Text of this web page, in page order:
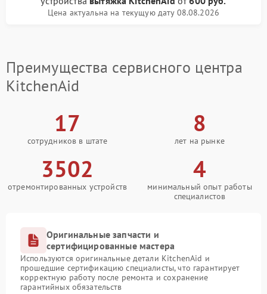
Цена актуальна на текущую дату 08.08.2026
Преимущества сервисного центра
KitchenAid
17
сотрудников в штате
8
лет на рынке
3502
отремонтированных устройств
4
минимальный опыт работы
специалистов
Оригинальные запчасти и
сертифицированные мастера
Используются оригинальные детали KitchenAid и
прошедшие сертификацию специалисты, что гарантирует
корректную работу после ремонта и сохранение
гарантийных обязательств